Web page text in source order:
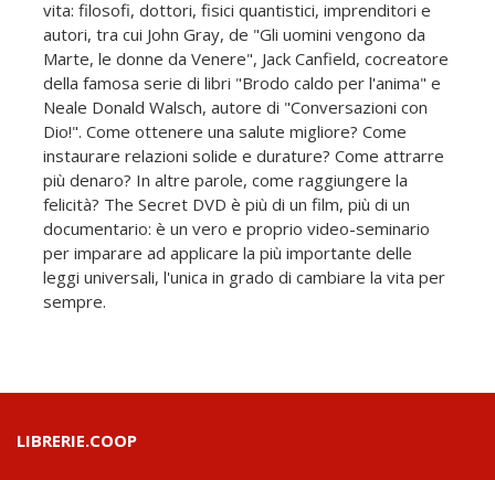
vita: filosofi, dottori, fisici quantistici, imprenditori e
autori, tra cui John Gray, de "Gli uomini vengono da
Marte, le donne da Venere", Jack Canfield, cocreatore
della famosa serie di libri "Brodo caldo per l'anima" e
Neale Donald Walsch, autore di "Conversazioni con
Dio!". Come ottenere una salute migliore? Come
instaurare relazioni solide e durature? Come attrarre
più denaro? In altre parole, come raggiungere la
felicità? The Secret DVD è più di un film, più di un
documentario: è un vero e proprio video-seminario
per imparare ad applicare la più importante delle
leggi universali, l'unica in grado di cambiare la vita per
sempre.
LIBRERIE.COOP